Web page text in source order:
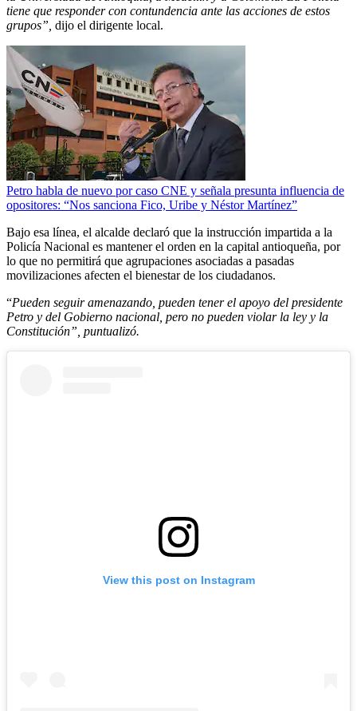
tiene que responder con contundencia ante las acciones de estos
grupos”, dijo el dirigente local.
Petro habla de nuevo por caso CNE y señala presunta influencia de
opositores: “Nos sanciona Fico, Uribe y Néstor Martínez”
Bajo esa línea, el alcalde declaró que la instrucción impartida a la
Policía Nacional es mantener el orden en la capital antioqueña, por
lo que no permitirá que agrupaciones asociadas a pasadas
movilizaciones afecten el bienestar de los ciudadanos.
“Pueden seguir amenazando, pueden tener el apoyo del presidente
Petro y del Gobierno nacional, pero no pueden violar la ley y la
Constitución”, puntualizó.
View this post on Instagram